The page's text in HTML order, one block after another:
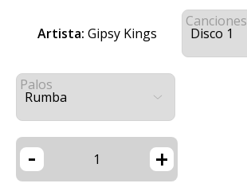
Artista: Gipsy Kings
Canciones
Palos
- +